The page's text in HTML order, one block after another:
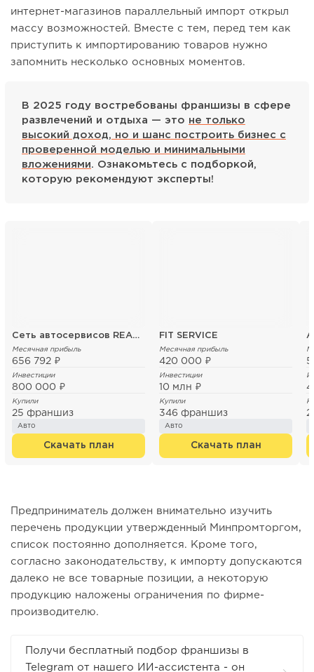
интернет-магазинов параллельный импорт открыл
массу возможностей. Вместе с тем, перед тем как
приступить к импортированию товаров нужно
запомнить несколько основных моментов.
В 2025 году востребованы франшизы в сфере
развлечений и отдыха — это не только
высокий доход, но и шанс построить бизнес с
проверенной моделью и минимальными
вложениями. Ознакомьтесь с подборкой,
которую рекомендуют эксперты!
Сеть автосервисов REAKTOR
Месячная прибыль
656 792 ₽
Инвестиции
800 000 ₽
Купили
25 франшиз
Авто
Скачать план
FIT SERVICE
Месячная прибыль
420 000 ₽
Инвестиции
10 млн ₽
Купили
346 франшиз
Авто
Скачать план
Предприниматель должен внимательно изучить
перечень продукции утвержденный Минпромторгом,
список постоянно дополняется. Кроме того,
согласно законодательству, к импорту допускаются
далеко не все товарные позиции, а некоторую
продукцию наложены ограничения по фирме-
производителю.
Получи бесплатный подбор франшизы в
Telegram от нашего ИИ-ассистента - он